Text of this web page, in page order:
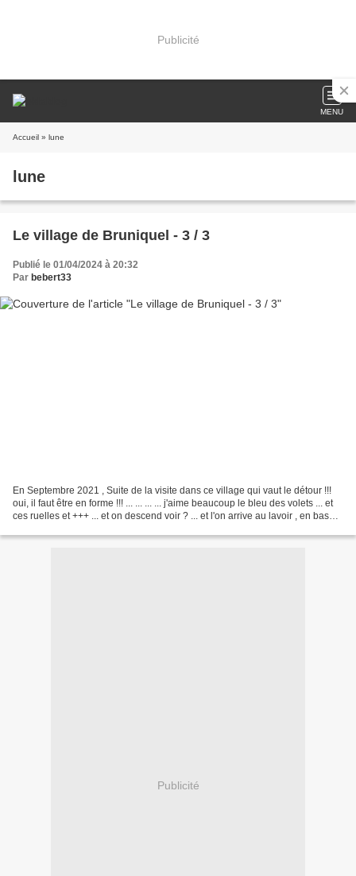
Publicité
MENU
Accueil » lune
lune
Le village de Bruniquel - 3 / 3
Publié le 01/04/2024 à 20:32
Par bebert33
En Septembre 2021 , Suite de la visite dans ce village qui vaut le détour !!!
oui, il faut être en forme !!! ... ... ... ... j'aime beaucoup le bleu des volets ... et
ces ruelles et +++ ... et on descend voir ? ... et l'on arrive au lavoir , en bas
Publicité